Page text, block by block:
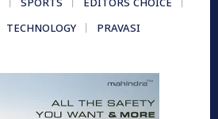
SPORTS
EDITORS CHOICE
TECHNOLOGY PRAVASI